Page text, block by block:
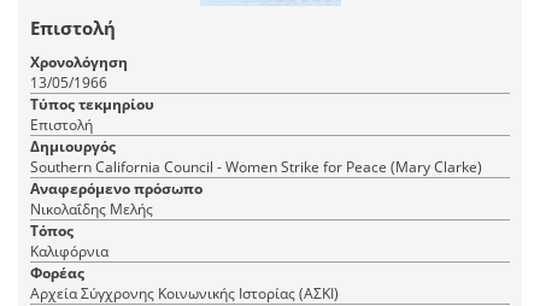
Επιστολή
Χρονολόγηση
13/05/1966
Τύπος τεκμηρίου
Επιστολή
Δημιουργός
Southern California Council - Women Strike for Peace (Mary Clarke)
Αναφερόμενο πρόσωπο
Νικολαΐδης Μελής
Τόπος
Καλιφόρνια
Φορέας
Αρχεία Σύγχρονης Κοινωνικής Ιστορίας (ΑΣΚΙ)